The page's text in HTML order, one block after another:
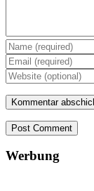
Post Comment
Werbung